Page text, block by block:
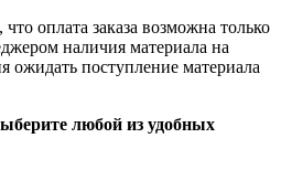
оплата заказа возможна только
наличия материала на
ожидать поступление материала
любой из удобных